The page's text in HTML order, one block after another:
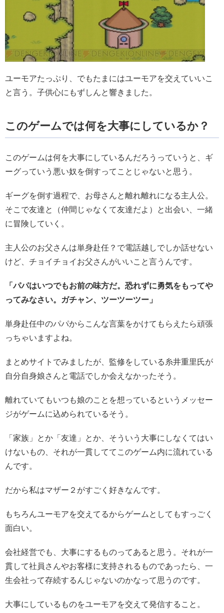
ユーモアたっぷり、でもたまにはユーモアを交えていいこ
と言う。子供心にもずしんと響きました。
このゲームでは何を大事にしているか？
このゲームは何を大事にしているんだろうっていうと、ギ
ーグっていう悪い奴を倒すってことじゃないと思う。
ギーグを倒す過程で、お母さんと離れ離れになる主人公。
そこで友達と（仲間じゃなくて友達だよ）と出会い、一緒
に冒険していく。
主人公のお父さんは単身赴任？で電話越しでしか話せない
けど、チョイチョイお父さんがいいこと言うんです。
「パパはいつでもお前の味方だ。恐れずに勇気をもってや
ってみなさい。ガチャン、ツーツーツー」
単身赴任中のパパからこんな言葉をかけてもらえたら頑張
っちゃいますよね。
まとめサイトでみましたが、監修をしている糸井重里氏が
自分自身娘さんと電話でしか会えなかったそう。
離れていてもいつも娘のことを想っているというメッセー
ジがゲームに込められているそう。
「家族」とか「友達」とか、そういう大事にしなくてはい
けないもの、それが一貫しててこのゲーム内に流れている
んです。
だから私はマザー２がすごく好きなんです。
もちろんユーモアを交えてるからゲームとしてもすっごく
面白い。
会社経営でも、大事にするものってあると思う。それが一
貫して社員さんやお客様に支持されるものであったら、一
生会社って存続するんじゃないのかなって思うのです。
大事にしているものをユーモアを交えて発信すること。